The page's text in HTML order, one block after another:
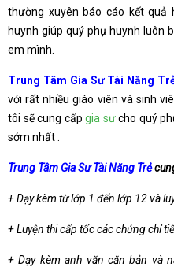
thường xuyên báo cáo kết quả
huynh giúp quý phụ huynh luôn
em mình.
Trung Tâm Gia Sư Tài Năng
với rất nhiều giáo viên và sinh
tôi sẽ cung cấp gia sưcho quý
sớm nhất .
Trung Tâm Gia Sư Tài Năng Trẻ
+ Dạy kèm từ lớp 1 đến lớp 12 và
+ Luyện thi cấp tốc các chứng chỉ
+ Dạy kèm anh văn căn bản và